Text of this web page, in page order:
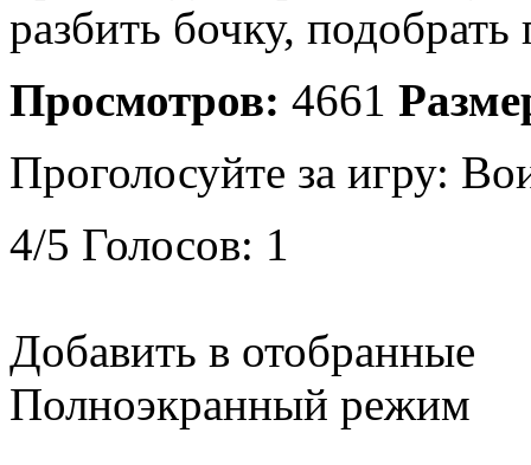
разбить бочку,
Просмотров: 4661
Проголосуйте за игру:
4/5 Голосов: 1
Добавить в отобранные
Полноэкранный режим